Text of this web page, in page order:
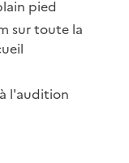
pied
sur toute la
l'audition